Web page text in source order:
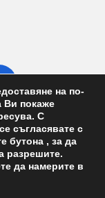
на по-
Ви покаже
С
съгласявате с
бутона , за да
разрешите.
да намерите в